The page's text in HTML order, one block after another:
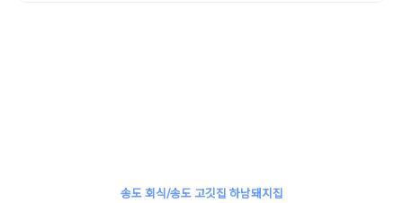
송도 회식/송도 고깃집 하남돼지집